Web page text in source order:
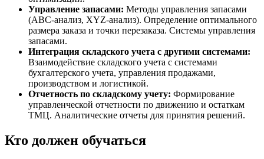
Управление запасами: Методы управления запасами
(ABC-анализ, XYZ-анализ). Определение оптимального
размера заказа и точки перезаказа. Системы управления
запасами.
Интеграция складского учета с другими системами:
Взаимодействие складского учета с системами
бухгалтерского учета, управления продажами,
производством и логистикой.
Отчетность по складскому учету: Формирование
управленческой отчетности по движению и остаткам
ТМЦ. Аналитические отчеты для принятия решений.
Кто должен обучаться